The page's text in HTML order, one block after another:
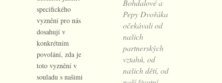
Bohdalové a
Pepy Dvořáka
očekávali od
našich
partnerských
vztahů, od
našich dětí, od
specifického
vyznění pro nás
dosahují v
konkrétním
povolání, zda je
toto vyznění v
souladu s našimi